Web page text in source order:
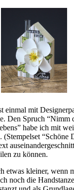
einmal mit
Den Spruch “Nimm
habe ich mit
(Stempelset “Schöne
zu können.
etwas kleiner, wenn
noch die